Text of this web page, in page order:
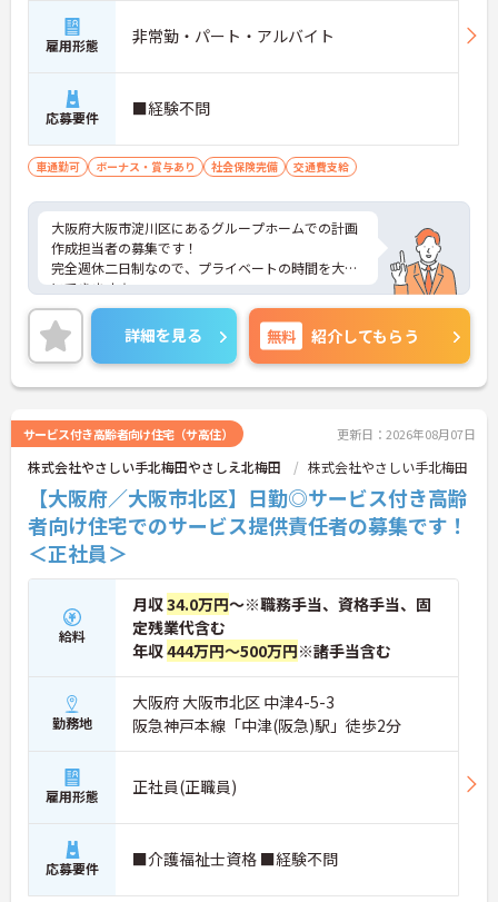
雇用形態 非常勤・パート・アルバイト
応募要件 ■経験不問
車通勤可 ボーナス・賞与あり 社会保険完備 交通費支給
大阪府大阪市淀川区にあるグループホームでの計画
作成担当者の募集です！
完全週休二日制なので、プライベートの時間を大切
にできます☆
昇給・賞与あり♪ 頑張りがしっかり反映されま
す！
ご興味のある方には、面接対策ポイントなど、さら
に詳細をお話しいたしますのでお気軽にご相談くだ
さい！
詳細を見る 無料 紹介してもらう
サービス付き高齢者向け住宅（サ高住） 更新日：2026年08月07日
株式会社やさしい手北梅田やさしえ北梅田 株式会社やさしい手北梅田
【大阪府／大阪市北区】日勤◎サービス付き高齢
者向け住宅でのサービス提供責任者の募集です！
＜正社員＞
給料
月収34.0万円～※職務手当、資格手当、固
定残業代含む
年収444万円～500万円※諸手当含む
勤務地
大阪府 大阪市北区 中津4-5-3
阪急神戸本線「中津(阪急)駅」徒歩2分
雇用形態 正社員(正職員)
応募要件 ■介護福祉士資格 ■経験不問